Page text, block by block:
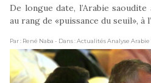
De longue date, l’Arabie saoudite
au rang de «puissance du seuil», à
Par : René Naba - Dans : Actualités Analyse